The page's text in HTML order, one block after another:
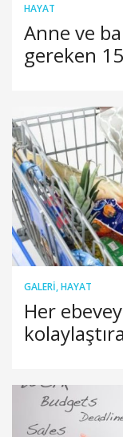
HAYAT
Anne ve
gereken
GALERI,HAYAT
Her